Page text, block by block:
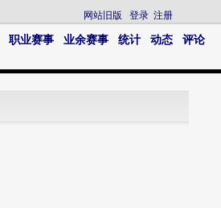
网站旧版 登录 注册
职业赛事 业余赛事 统计 动态
评论